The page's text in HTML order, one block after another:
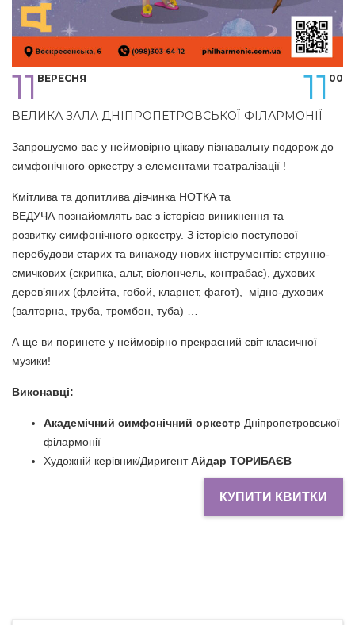
11 ВЕРЕСНЯ 00
11
ВЕЛИКА ЗАЛА ДНІПРОПЕТРОВСЬКОЇ ФІЛАРМОНІЇ
Запрошуємо вас у неймовірно цікаву пізнавальну подорож до
симфонічного оркестру з елементами театралізації !
Кмітлива та допитлива дівчинка НОТКА та
ВЕДУЧА познайомлять вас з історією виникнення та
розвитку симфонічного оркестру. З історією поступової
перебудови старих та винаходу нових інструментів: струнно-
смичкових (скрипка, альт, віолончель, контрабас), духових
дерев’яних (флейта, гобой, кларнет, фагот), мідно-духових
(валторна, труба, тромбон, туба) …
А ще ви поринете у неймовірно прекрасний світ класичної
музики!
Виконавці:
Академічний симфонічний оркестр Дніпропетровської
філармонії
Художній керівник/ДиригентАйдар ТОРИБАЄВ
КУПИТИ КВИТКИ